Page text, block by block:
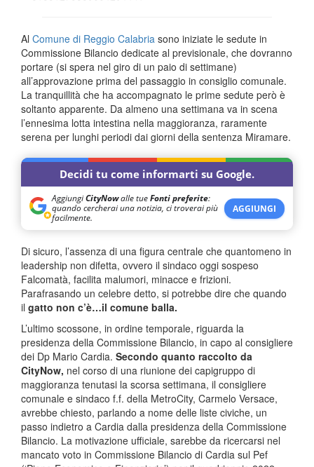
Al Comune di Reggio Calabria sono iniziate le sedute in
Commissione Bilancio dedicate al previsionale, che dovranno
portare (si spera nel giro di un paio di settimane)
all’approvazione prima del passaggio in consiglio comunale.
La tranquillità che ha accompagnato le prime sedute però è
soltanto apparente. Da almeno una settimana va in scena
l’ennesima lotta intestina nella maggioranza, raramente
serena per lunghi periodi dai giorni della sentenza Miramare.
Decidi tu come informarti su Google.
AggiungiCityNowalle tueFonti preferite:
quando cercherai una notizia, ci troverai più
facilmente.
AGGIUNGI
Di sicuro, l’assenza di una figura centrale che quantomeno in
leadership non difetta, ovvero il sindaco oggi sospeso
Falcomatà, facilita malumori, minacce e frizioni.
Parafrasando un celebre detto, si potrebbe dire che quando
il gatto non c’è…il comune balla.
L’ultimo scossone, in ordine temporale, riguarda la
presidenza della Commissione Bilancio, in capo al consigliere
dei Dp Mario Cardia. Secondo quanto raccolto da
CityNow, nel corso di una riunione dei capigruppo di
maggioranza tenutasi la scorsa settimana, il consigliere
comunale e sindaco f.f. della MetroCity, Carmelo Versace,
avrebbe chiesto, parlando a nome delle liste civiche, un
passo indietro a Cardia dalla presidenza della Commissione
Bilancio. La motivazione ufficiale, sarebbe da ricercarsi nel
mancato voto in Commissione Bilancio di Cardia sul Pef